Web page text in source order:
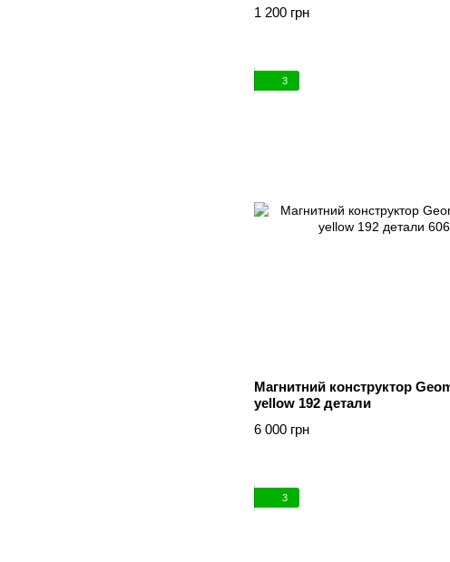
1 200 грн
3
Магнитний конструктор
yellow 192 детали
6 000 грн
3